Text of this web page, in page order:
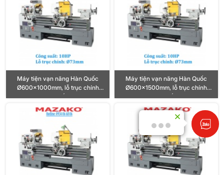
Máy tiện vạn năng Hàn Quốc
Ø600x1000mm, lỗ trục chính
Ø73mm, công suất motor 10HP
Máy tiện vạn năng Hàn Quốc
Ø600x1500mm, lỗ trục chính
Ø73mm, công suất motor 10HP
Xin chào!